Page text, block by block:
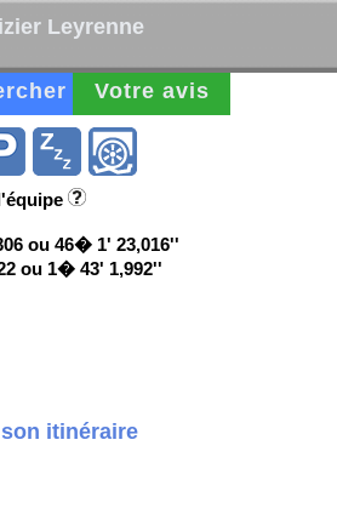
Leyrenne
Votre avis
ou 46� 1' 23,016''
ou 1� 43' 1,992''
itinéraire